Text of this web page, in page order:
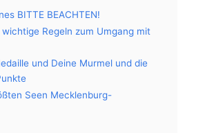
BITTE BEACHTEN!
wichtige Regeln zum Umgang mit
und Deine Murmel und die
Seen Mecklenburg-